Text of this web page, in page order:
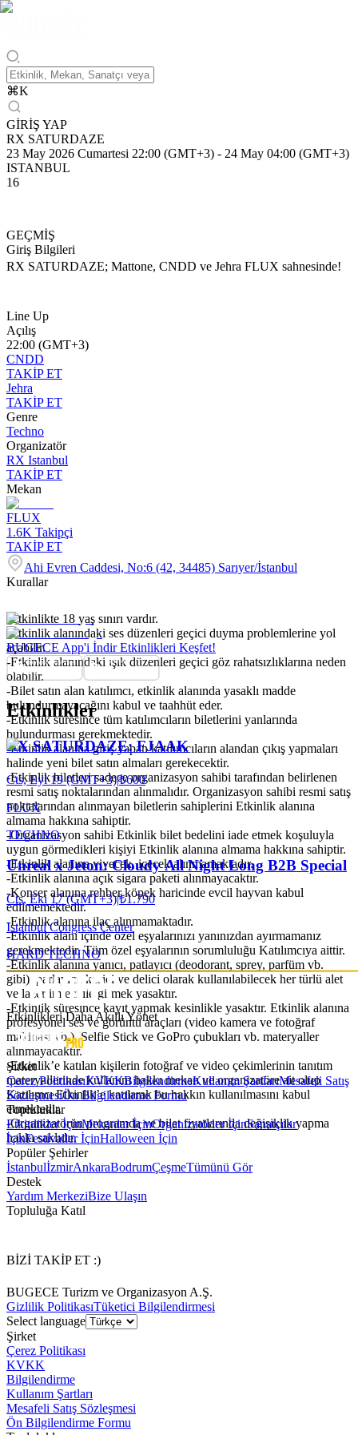
⌘K
GİRİŞ YAP
RX SATURDAZE
23 May 2026 Cumartesi 22:00 (GMT+3) - 24 May 04:00 (GMT+3)
ISTANBUL
16
GEÇMİŞ
Giriş Bilgileri
RX SATURDAZE; Mattone, CNDD ve Jehra FLUX sahnesinde!
Line Up
Açılış
22:00 (GMT+3)
CNDD
TAKİP ET
Jehra
TAKİP ET
Genre
Techno
Organizatör
RX Istanbul
TAKİP ET
Mekan
FLUX
1.6K Takipçi
TAKİP ET
Ahi Evren Caddesi, No:6 (42, 34485) Sarıyer/İstanbul
Kurallar
-Etkinlikte 18 yaş sınırı vardır.
-Etkinlik alanındaki ses düzenleri geçici duyma problemlerine yol
açabilir.
-Etkinlik alanındaki ışık düzenleri geçici göz rahatsızlıklarına neden
olabilir.
-Bilet satın alan katılımcı, etkinlik alanında yasaklı madde
bulundurmayacağını kabul ve taahhüt eder.
-Etkinlik süresince tüm katılımcıların biletlerini yanlarında
bulundurması gerekmektedir.
-Etkinlik alanına giriş yapan katılımcıların alandan çıkış yapmaları
halinde yeni bilet satın almaları gerekecektir.
-Etkinlik biletleri sadece organizasyon sahibi tarafından belirlenen
resmi satış noktalarından alınmalıdır. Organizasyon sahibi resmi satış
noktalarından alınmayan biletlerin sahiplerini Etkinlik alanına
almama hakkına sahiptir.
-Organizasyon sahibi Etkinlik bilet bedelini iade etmek koşuluyla
uygun görmedikleri kişiyi Etkinlik alanına almama hakkına sahiptir.
-Etkinlik alanına yiyecek, içecek alınmamaktadır.
-Etkinlik alanına açık sigara paketi alınmayacaktır.
-Konser alanına rehber köpek haricinde evcil hayvan kabul
edilmemektedir.
-Etkinlik alanına ilaç alınmamaktadır.
-Etkinlik alanı içinde özel eşyalarınızı yanınızdan ayırmamanız
gerekmektedir. Tüm özel eşyalarının sorumluluğu Katılımcıya aittir.
-Etkinlik alanına yanıcı, patlayıcı (deodorant, sprey, parfüm vb.
gibi), parlayıcı, kesici ve delici olarak kullanılabilecek her türlü alet
ve lazer imleci ile girmek yasaktır.
-Etkinlik süresince kayıt yapmak kesinlikle yasaktır. Etkinlik alanına
profesyonel ses ve görüntü araçları (video kamera ve fotoğraf
makinası vb.), Selfie Stick ve GoPro çubukları vb. materyaller
alınmayacaktır.
-Etkinlik’e katılan kişilerin fotoğraf ve video çekimlerinin tanıtım
materyallerinde kullanım hakkı mekan ve organizatöre ait olup
Katılımcı Etkinlik’e katılarak bu hakkın kullanılmasını kabul
etmektedir.
-Organizatörün programda ve bilet fiyatlarında değişiklik yapma
hakkı saklıdır.
BUGECE App'i İndir Etkinlikleri Keşfet!
Etkinlikler
RX SATURDAZE: FJAAK
Cts, Eyl 19 (GMT+3)|₺600
FLUX
TECHNO
Unreal x Jeton: Cloudy All Night Long B2B Special
Cts, Eki 17 (GMT+3)|₺1.790
Istanbul Congress Center
HARD TECHNO
Etkinlikleri Daha Akıllı Yönet
Şirket
Çerez PolitikasıKVKKBilgilendirmeKullanım ŞartlarıMesafeli Satış
SözleşmesiÖn Bilgilendirme Formu
Topluluklar
Etkinlikler İçinMekanlar İçinOrganizatörler İçinSanatçılar
İçinFestivaller İçinHalloween İçin
Popüler Şehirler
İstanbulİzmirAnkaraBodrumÇeşmeTümünü Gör
Destek
Yardım MerkeziBize Ulaşın
Topluluğa Katıl
BİZİ TAKİP ET :)
BUGECE Turizm ve Organizasyon A.Ş.
Gizlilik PolitikasıTüketici Bilgilendirmesi
Select language
Şirket
Çerez Politikası
KVKK
Bilgilendirme
Kullanım Şartları
Mesafeli Satış Sözleşmesi
Ön Bilgilendirme Formu